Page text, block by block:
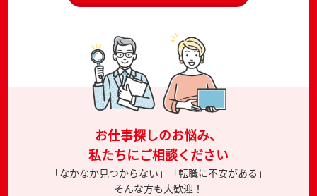
お仕事探しのお悩み、
私たちにご相談ください
「なかなか見つからない」「転職に不安がある」
そんな方も大歓迎！